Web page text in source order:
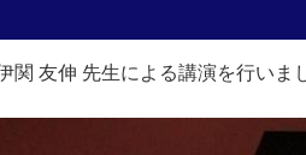
友伸 先生による講演を行いま